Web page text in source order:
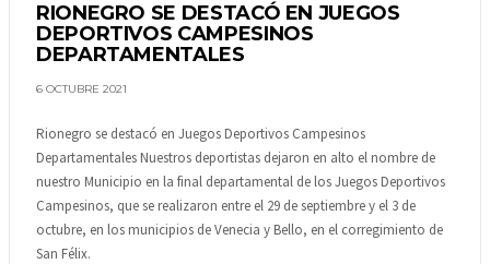
RIONEGRO SE DESTACÓ EN JUEGOS
DEPORTIVOS CAMPESINOS
DEPARTAMENTALES
6 OCTUBRE 2021
Rionegro se destacó en Juegos Deportivos Campesinos
Departamentales Nuestros deportistas dejaron en alto el nombre de
nuestro Municipio en la final departamental de los Juegos Deportivos
Campesinos, que se realizaron entre el 29 de septiembre y el 3 de
octubre, en los municipios de Venecia y Bello, en el corregimiento de
San Félix.